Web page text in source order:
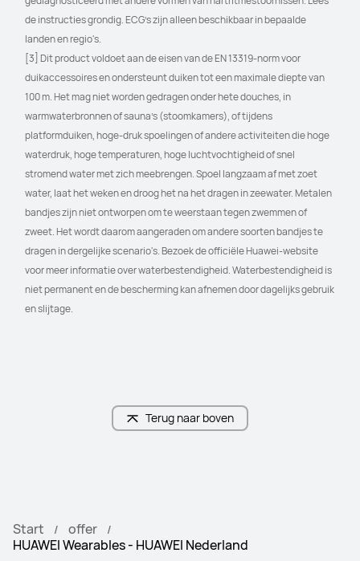
de instructies grondig. ECG's zijn alleen beschikbaar in bepaalde
landen en regio's.
[3] Dit product voldoet aan de eisen van de EN 13319-norm voor
duikaccessoires en ondersteunt duiken tot een maximale diepte van
100 m. Het mag niet worden gedragen onder hete douches, in
warmwaterbronnen of sauna's (stoomkamers), of tijdens
platformduiken, hoge-druk spoelingen of andere activiteiten die hoge
waterdruk, hoge temperaturen, hoge luchtvochtigheid of snel
stromend water met zich meebrengen. Spoel langzaam af met zoet
water, laat het weken en droog het na het dragen in zeewater. Metalen
bandjes zijn niet ontworpen om te weerstaan tegen zwemmen of
zweet. Het wordt daarom aangeraden om andere soorten bandjes te
dragen in dergelijke scenario's. Bezoek de officiële Huawei-website
voor meer informatie over waterbestendigheid. Waterbestendigheid is
niet permanent en de bescherming kan afnemen door dagelijks gebruik
en slijtage.
Terug naar boven
Start
offer
HUAWEI Wearables - HUAWEI Nederland